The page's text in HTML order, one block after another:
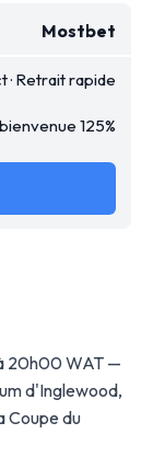
Mostbet
· Retrait rapide
125%
20h00 WAT —
d'Inglewood,
Coupe du